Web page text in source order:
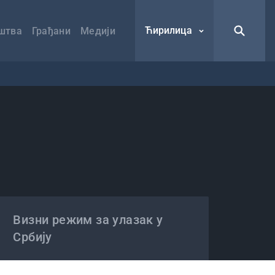
Грађани Медији Ћирилица
Визни режим за улазак у
Србију